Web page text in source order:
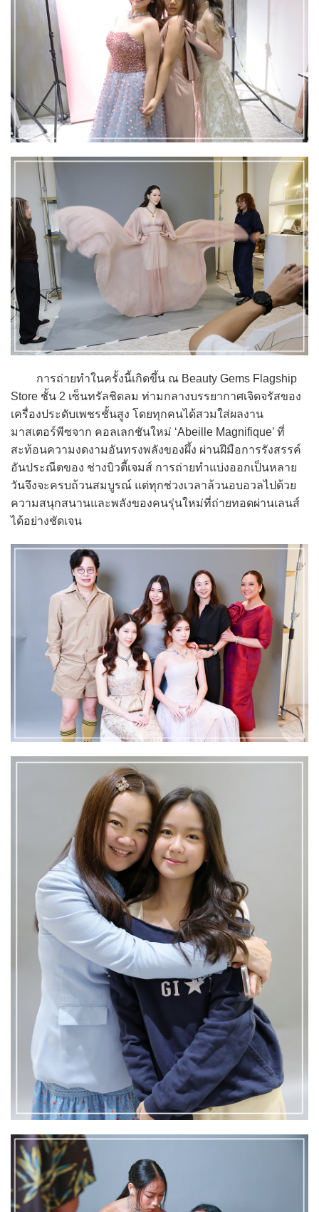
การถ่ายทำในครั้งนี้เกิดขึ้น ณ Beauty Gems Flagship
Store ชั้น 2 เซ็นทรัลชิดลม ท่ามกลางบรรยากาศเจิดจรัสของ
เครื่องประดับเพชรชั้นสูง โดยทุกคนได้สวมใส่ผลงาน
มาสเตอร์พีซจาก คอลเลกชันใหม่ ‘Abeille Magnifique’ ที่
สะท้อนความงดงามอันทรงพลังของผึ้ง ผ่านฝีมือการรังสรรค์
อันประณีตของ ช่างบิวตี้เจมส์ การถ่ายทำแบ่งออกเป็นหลาย
วันจึงจะครบถ้วนสมบูรณ์ แต่ทุกช่วงเวลาล้วนอบอวลไปด้วย
ความสนุกสนานและพลังของคนรุ่นใหม่ที่ถ่ายทอดผ่านเลนส์
ได้อย่างชัดเจน